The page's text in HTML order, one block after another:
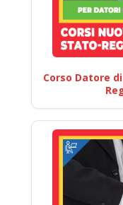
Corso Datore